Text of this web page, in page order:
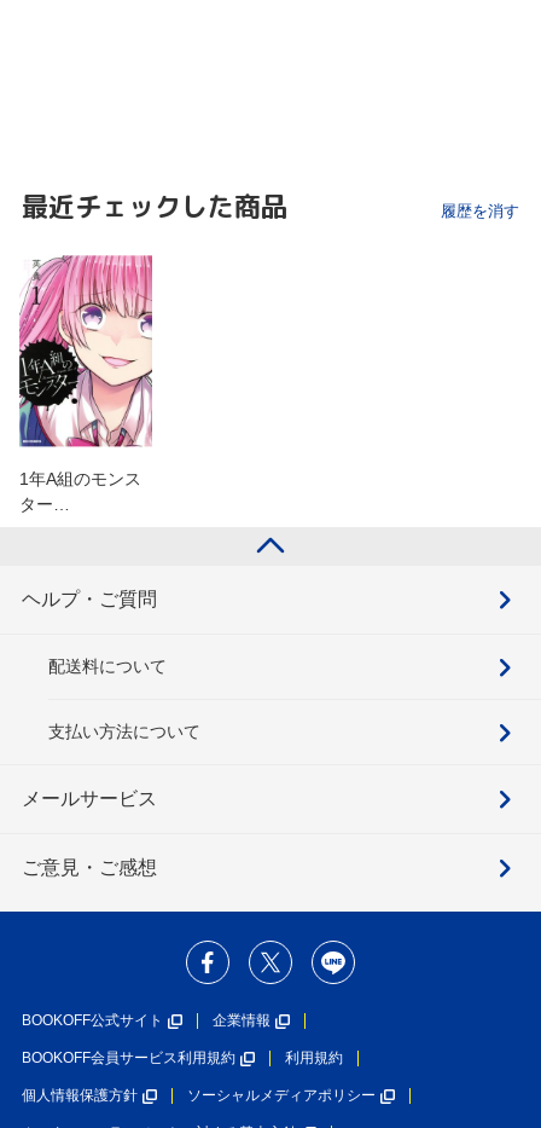
最近チェックした商品 履歴を消す
1年A組のモンス
ター…
ヘルプ・ご質問
配送料について
支払い方法について
メールサービス
ご意見・ご感想
BOOKOFF公式サイト 企業情報
BOOKOFF会員サービス利用規約 利用規約
個人情報保護方針 ソーシャルメディアポリシー